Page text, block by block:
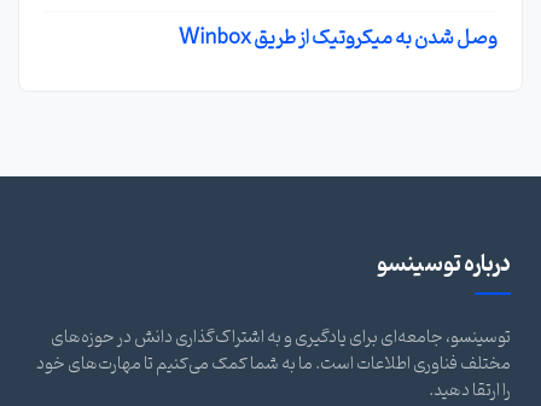
وصل شدن به میکروتیک از طریق Winbox
درباره توسینسو
توسینسو، جامعه‌ای برای یادگیری و به اشتراک‌گذاری دانش در حوزه‌های
مختلف فناوری اطلاعات است. ما به شما کمک می‌کنیم تا مهارت‌های خود
را ارتقا دهید.